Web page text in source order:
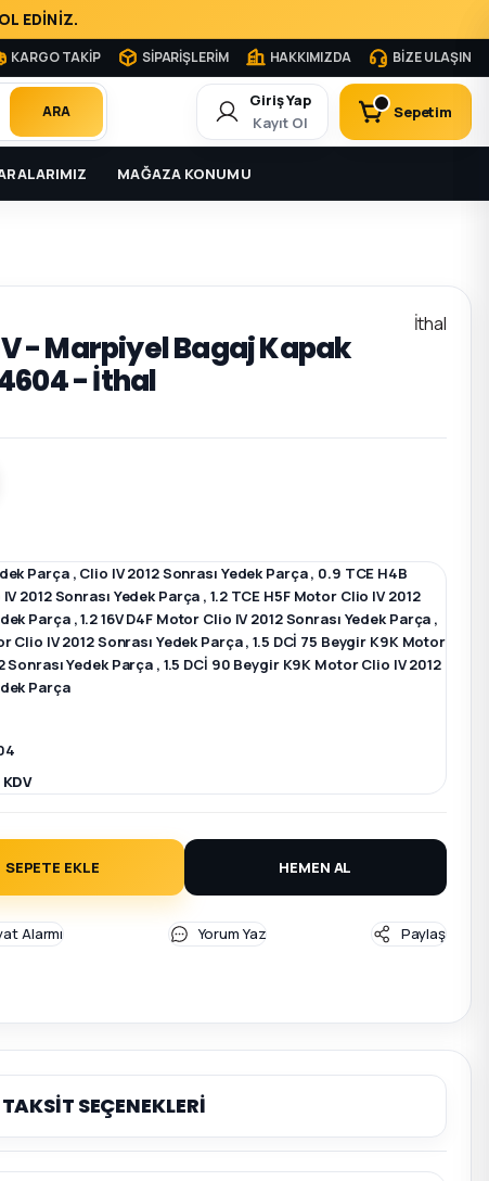
EDİNİZ.
KARGO TAKİP SİPARİŞLERİM HAKKIMIZDA BİZE ULAŞIN
ARA
Giriş Yap
Kayıt Ol
Sepetim
MAĞAZA KONUMU
- Marpiyel Bagaj Kapak
- İthal
İthal
Parça , Clio IV 2012 Sonrası Yedek Parça, 0.9 TCE H4B
2012 Sonrası Yedek Parça , 1.2 TCE H5F Motor Clio IV 2012
Parça ,1.2 16V D4F Motor Clio IV 2012 Sonrası Yedek Parça ,
Clio IV 2012 Sonrası Yedek Parça,1.5 DCİ 75 Beygir K9K Motor
Sonrası Yedek Parça , 1.5 DCİ 90 Beygir K9K Motor Clio IV 2012
Parça
SEPETE EKLE HEMEN AL
Alarmı Yorum Yaz Paylaş
TAKSİT SEÇENEKLERİ